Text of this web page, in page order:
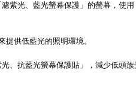
紫光、藍光螢幕保護」 的螢幕，使
提供低藍光的照明環境。
、抗藍光螢幕保護貼」， 減少低頭